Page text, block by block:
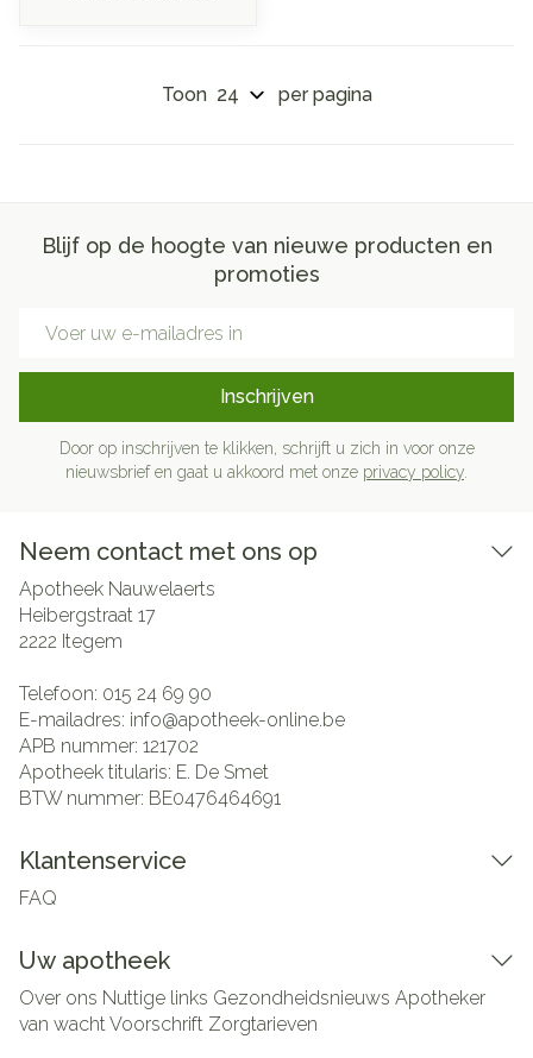
Toon per pagina
Blijf op de hoogte van nieuwe producten en
promoties
Inschrijven
Door op inschrijven te klikken, schrijft u zich in voor onze
nieuwsbrief en gaat u akkoord met onze privacy policy
Neem contact met ons op
Apotheek Nauwelaerts
Heibergstraat 17
2222 Itegem
Telefoon: 015 24 69 90
E-mailadres: info@apotheek-online.be
APB nummer: 121702
Apotheek titularis: E. De Smet
BTW nummer: BE0476464691
Klantenservice
FAQ
Uw apotheek
Over ons Nuttige links Gezondheidsnieuws Apotheker
van wachtVoorschrift Zorgtarieven